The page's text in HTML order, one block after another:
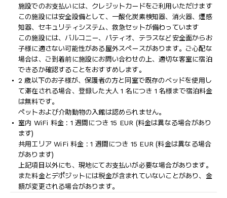
施設でのお支払いには、クレジットカードをご利用いただけます
この施設には安全設備として、一酸化炭素検知器、消火器、煙感
知器、セキュリティシステム、救急セットが備わっています
この施設には、バルコニー、パティオ、テラスなど安全面からお
子様に適さない可能性がある屋外スペースがあります。ご心配な
場合は、ご到着前に施設にお問い合わせの上、適切な客室に宿泊
できるか確認することをおすすめします。
2 歳以下のお子様が、保護者の方と同室で既存のベッドを使用し
て滞在される場合、登録した大人 1 名につき 1 名様まで宿泊料金
は無料です。
ペットおよび介助動物の入館は認められません。
室内 WiFi 料金 : 1 週間につき 15 EUR (料金は異なる場合があり
ます)
共用エリア WiFi 料金 : 1 週間につき 15 EUR (料金は異なる場合
があります)
上記項目以外にも、現地にてお支払いが必要な場合があります。
また料金とデポジットには税金が含まれていないことがあり、金
額が変更される場合があります。